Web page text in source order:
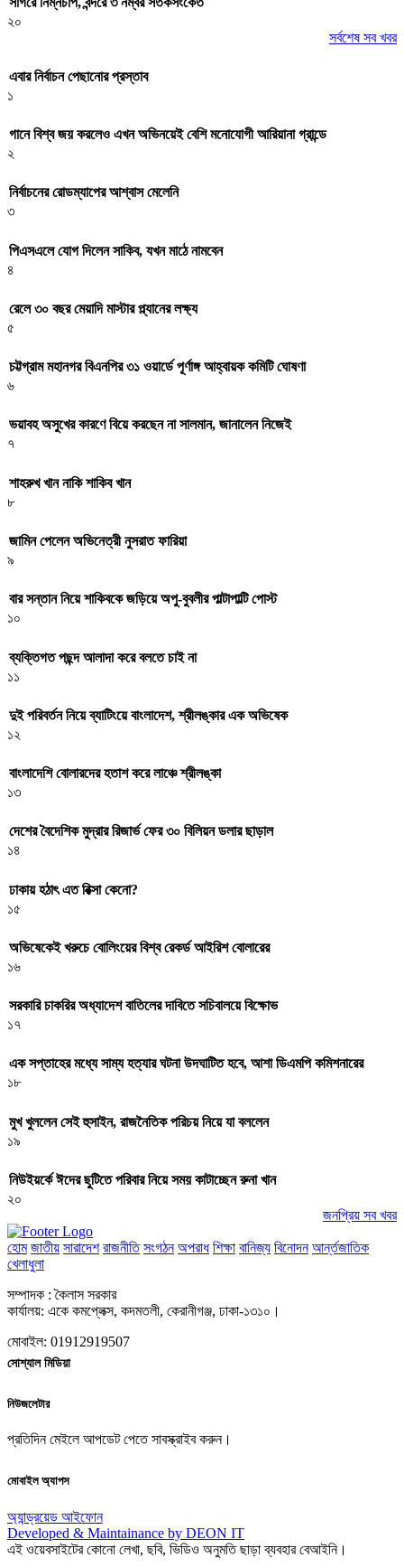
২০
সর্বশেষ সব খবর
এবার নির্বাচন পেছানোর প্রস্তাব
১
গানে বিশ্ব জয় করলেও এখন অভিনয়েই বেশি মনোযোগী আরিয়ানা গ্রান্ডে
২
নির্বাচনের রোডম্যাপের আশ্বাস মেলেনি
৩
পিএসএলে যোগ দিলেন সাকিব, যখন মাঠে নামবেন
৪
রেলে ৩০ বছর মেয়াদি মাস্টার প্ল্যানের লক্ষ্য
৫
চট্টগ্রাম মহানগর বিএনপির ৩১ ওয়ার্ডে পূর্ণাঙ্গ আহ্বায়ক কমিটি ঘোষণা
৬
ভয়াবহ অসুখের কারণে বিয়ে করছেন না সালমান, জানালেন নিজেই
৭
শাহরুখ খান নাকি শাকিব খান
৮
জামিন পেলেন অভিনেত্রী নুসরাত ফারিয়া
৯
বার সন্তান নিয়ে শাকিবকে জড়িয়ে অপু-বুবলীর পাল্টাপাল্টি পোস্ট
১০
ব্যক্তিগত পছন্দ আলাদা করে বলতে চাই না
১১
দুই পরিবর্তন নিয়ে ব্যাটিংয়ে বাংলাদেশ, শ্রীলঙ্কার এক অভিষেক
১২
বাংলাদেশি বোলারদের হতাশ করে লাঞ্চে শ্রীলঙ্কা
১৩
দেশের বৈদেশিক মুদ্রার রিজার্ভ ফের ৩০ বিলিয়ন ডলার ছাড়াল
১৪
ঢাকায় হঠাৎ এত রিক্সা কেনো?
১৫
অভিষেকেই খরুচে বোলিংয়ের বিশ্ব রেকর্ড আইরিশ বোলারের
১৬
সরকারি চাকরির অধ্যাদেশ বাতিলের দাবিতে সচিবালয়ে বিক্ষোভ
১৭
এক সপ্তাহের মধ্যে সাম্য হত্যার ঘটনা উদঘাটিত হবে, আশা ডিএমপি কমিশনারের
১৮
মুখ খুললেন সেই হুসাইন, রাজনৈতিক পরিচয় নিয়ে যা বললেন
১৯
নিউইয়র্কে ঈদের ছুটিতে পরিবার নিয়ে সময় কাটাচ্ছেন রুনা খান
২০
জনপ্রিয় সব খবর
হোম জাতীয় সারাদেশ রাজনীতি সংগঠন অপরাধ শিক্ষা বানিজ্য বিনোদন আর্ন্তজাতিক
খেলাধুলা
সম্পাদক : কৈলাস সরকার
কার্যালয়: একে কমপ্লেক্স, কদমতলী, কেরানীগঞ্জ, ঢাকা-১৩১০।
মোবাইল: 01912919507
সোশ্যাল মিডিয়া
নিউজলেটার
প্রতিদিন মেইলে আপডেট পেতে সাবস্ক্রাইব করুন।
মোবাইল অ্যাপস
অ্যান্ড্রয়েড আইফোন
Developed & Maintainance by DEON IT
এই ওয়েবসাইটের কোনো লেখা, ছবি, ভিডিও অনুমতি ছাড়া ব্যবহার বেআইনি।